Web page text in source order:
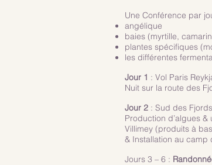
Une Conférence par
angélique
baies (myrtille,
plantes spécifiques
les différentes
Jour 1 : Vol Paris
Nuit sur la route des
Jour 2 : Sud des
Production d’algues &
Villimey (produits à
& Installation au camp
Jours 3 – 6 :